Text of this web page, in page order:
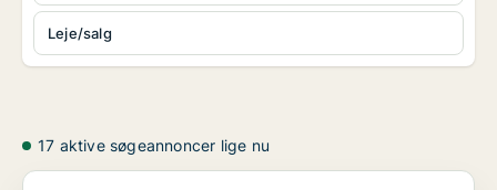
Leje/salg
17 aktive søgeannoncer lige nu